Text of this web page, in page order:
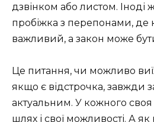
дзвінком або листом. Іноді
пробіжка з перепонами, де
важливий, а закон може
Це питання, чи можливо
якщо є відстрочка, завжди
актуальним. У кожного своя
шлях і свої можливості. А